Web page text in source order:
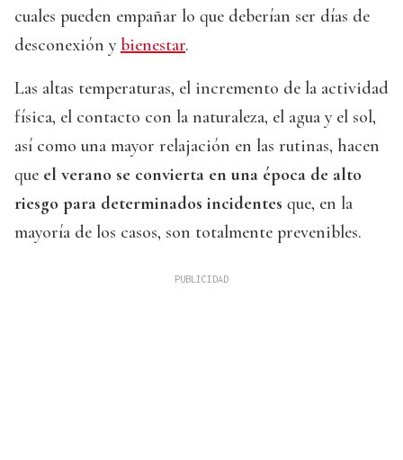
cuales pueden empañar lo que deberían ser días de
desconexión ybienestar.
Las altas temperaturas, el incremento de la actividad
física, el contacto con la naturaleza, el agua y el sol,
así como una mayor relajación en las rutinas, hacen
que el verano se convierta en una época de alto
riesgo para determinados incidentes que, en la
mayoría de los casos, son totalmente prevenibles.